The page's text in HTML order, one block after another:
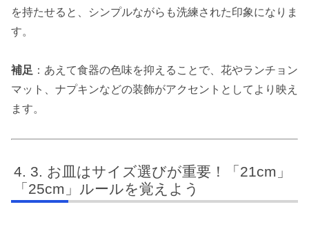
を持たせると、シンプルながらも洗練された印象になりま
す。
補足 ：あえて食器の色味を抑えることで、花やランチョン
マット、ナプキンなどの装飾がアクセントとしてより映え
ます。
3. お皿はサイズ選びが重要！「21cm」
「25cm」ルールを覚えよう